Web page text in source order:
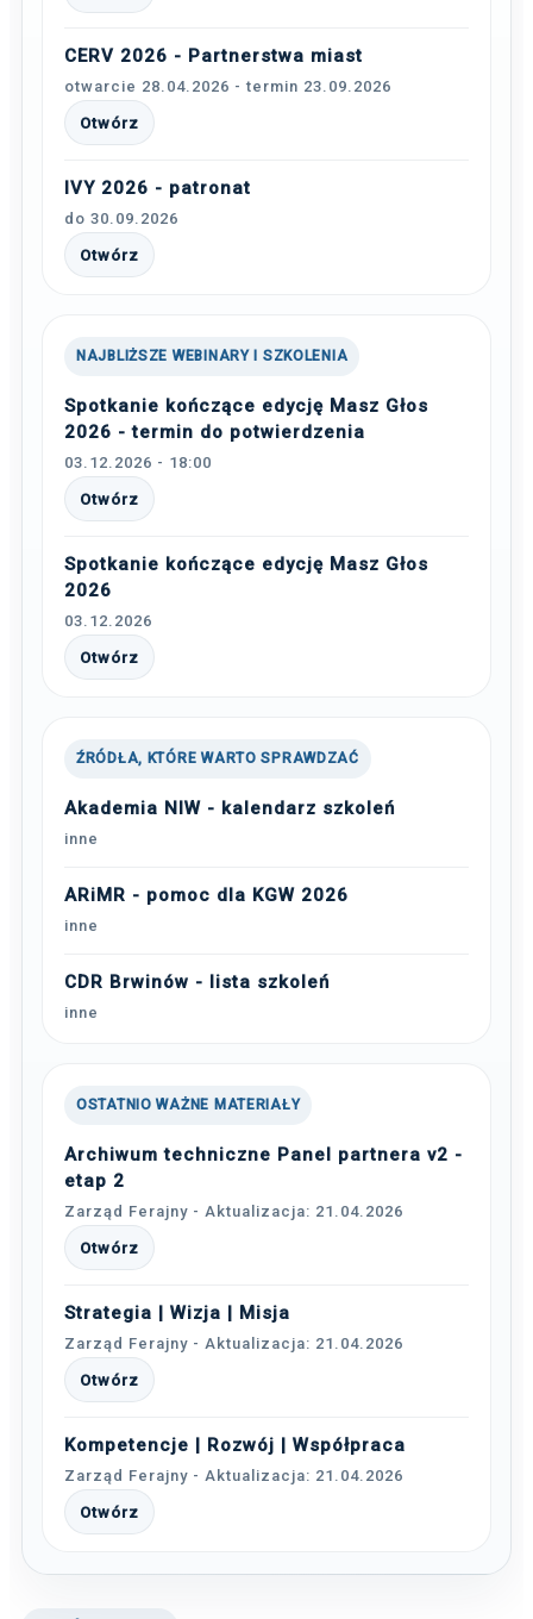
CERV 2026 - Partnerstwa miast
otwarcie 28.04.2026 - termin 23.09.2026
Otwórz
IVY 2026 - patronat
do 30.09.2026
Otwórz
NAJBLIŻSZE WEBINARY I SZKOLENIA
Spotkanie kończące edycję Masz Głos
2026 - termin do potwierdzenia
03.12.2026 - 18:00
Otwórz
Spotkanie kończące edycję Masz Głos
2026
03.12.2026
Otwórz
ŹRÓDŁA, KTÓRE WARTO SPRAWDZAĆ
Akademia NIW - kalendarz szkoleń
inne
ARiMR - pomoc dla KGW 2026
inne
CDR Brwinów - lista szkoleń
inne
OSTATNIO WAŻNE MATERIAŁY
Archiwum techniczne Panel partnera v2 -
etap 2
Zarząd Ferajny - Aktualizacja: 21.04.2026
Otwórz
Strategia | Wizja | Misja
Zarząd Ferajny - Aktualizacja: 21.04.2026
Otwórz
Kompetencje | Rozwój | Współpraca
Zarząd Ferajny - Aktualizacja: 21.04.2026
Otwórz